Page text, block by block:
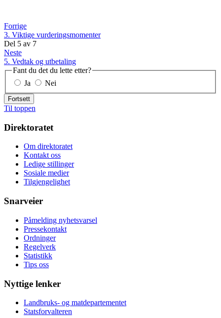
Forrige
3. Viktige vurderingsmomenter
Del 5 av 7
Neste
5. Vedtak og utbetaling
Fant du det du lette etter?
Ja
Nei
Fortsett
Til toppen
Direktoratet
Om direktoratet
Kontakt oss
Ledige stillinger
Sosiale medier
Tilgjengelighet
Snarveier
Påmelding nyhetsvarsel
Pressekontakt
Ordninger
Regelverk
Statistikk
Tips oss
Nyttige lenker
Landbruks- og matdepartementet
Statsforvalteren